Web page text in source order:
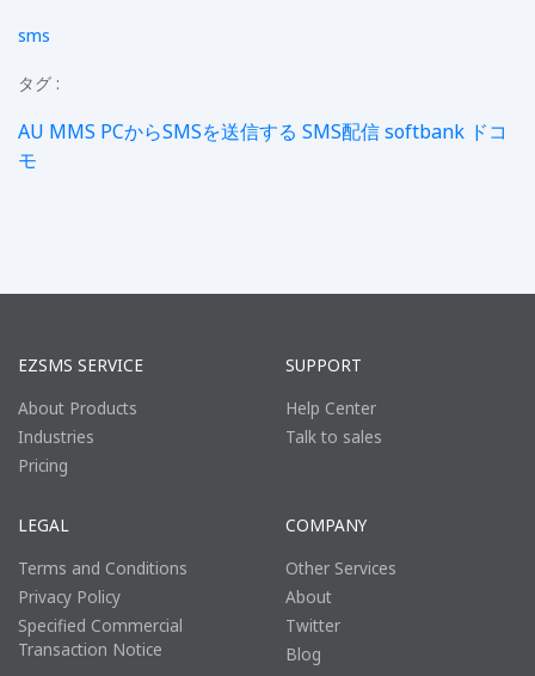
sms
タグ :
AU MMS PCからSMSを送信する SMS配信softbank ドコ
モ
EZSMS SERVICE
About Products
Industries
Pricing
SUPPORT
Help Center
Talk to sales
LEGAL
Terms and Conditions
Privacy Policy
Specified Commercial
Transaction Notice
COMPANY
Other Services
About
Twitter
Blog